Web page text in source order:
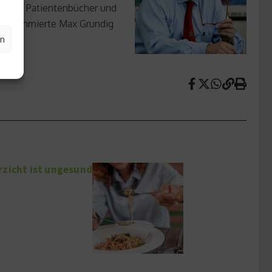
und Patientenbücher und
Max Grundig
ist ungesund